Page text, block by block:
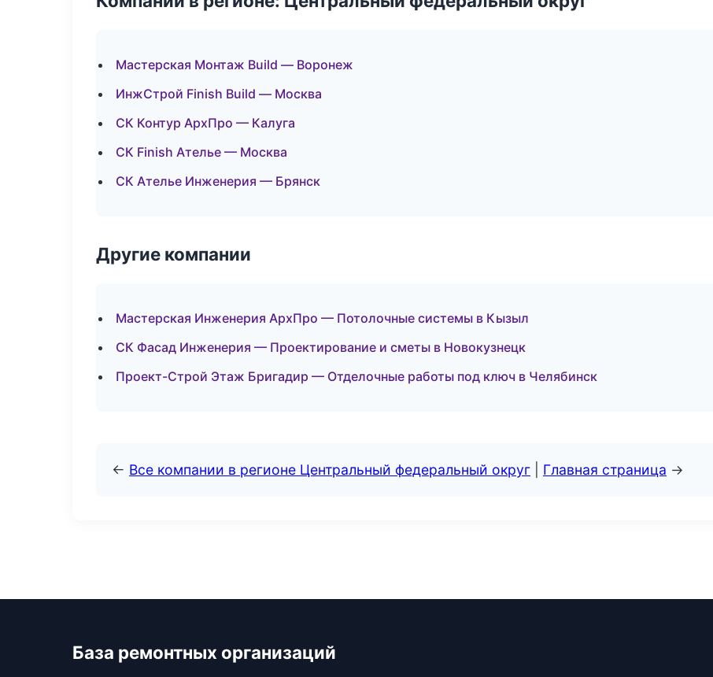
Мастерская Монтаж Build — Воронеж
ИнжСтрой Finish Build — Москва
СК Контур АрхПро — Калуга
СК Finish Ателье — Москва
СК Ателье Инженерия — Брянск
Другие компании
Мастерская Инженерия АрхПро — Потолочные системы в Кызыл
СК Фасад Инженерия — Проектирование и сметы в Новокузнецк
Проект-Строй Этаж Бригадир — Отделочные работы под ключ в Челябинск
← Все компании в регионе Центральный федеральный округ Главная страница →
База ремонтных организаций